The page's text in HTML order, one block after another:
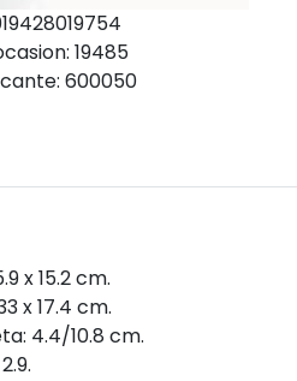
19485
600050
x 15.2 cm.
x 17.4 cm.
4.4/10.8 cm.